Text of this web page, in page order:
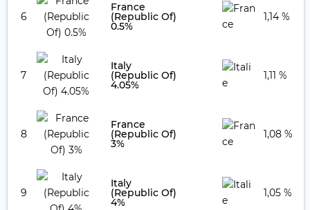
6
France
(Republic Of)
0.5%
1,14 %
7
Italy
(Republic Of)
4.05%
1,11 %
8
France
(Republic Of)
3%
1,08 %
9
Italy
(Republic Of)
4%
1,05 %